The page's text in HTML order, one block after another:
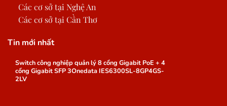
Các cơ sở tại Nghệ An
Các cơ sở tại Cần Thơ
Tin mới nhất
Switch công nghiệp quản lý 8 cổng Gigabit PoE + 4
cổng Gigabit SFP 3Onedata IES6300SL-8GP4GS-
2LV